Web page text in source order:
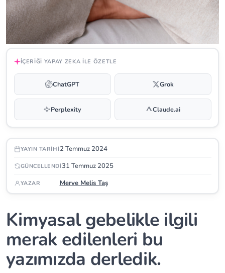
İÇERIĞI YAPAY ZEKA ILE ÖZETLE
ChatGPT Grok
Perplexity Claude.ai
YAYIN TARIHI2 Temmuz 2024
GÜNCELLENDI31 Temmuz 2025
YAZAR Merve Melis Taş
Kimyasal gebelikle ilgili
merak edilenleri bu
yazımızda derledik.